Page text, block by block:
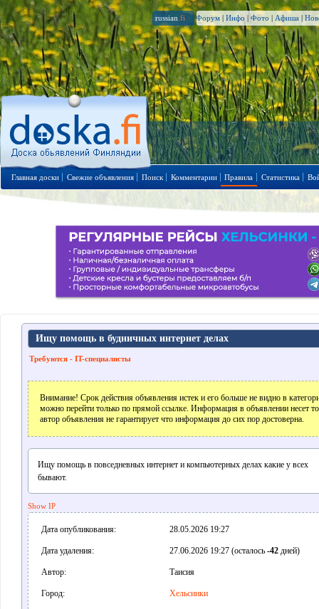
russian .fi Форум | Инфо | Фото | Афиша |
Главная доски Свежие объявления Поиск Комментарии Правила Статистика
Ищу помощь в будничных интернет делах
Требуются - IT-специалисты
Внимание! Срок действия объявления истек и его больше не видно в
можно перейти только по прямой ссылке. Информация в объявлении несет
автор объявления не гарантирует что информация до сих пор достоверна.
Ищу помощь в повседневных интернет и компьютерных делах какие у всех
бывают.
Show IP
Дата опубликования: 28.05.2026 19:27
Дата удаления: 27.06.2026 19:27 (осталось -42дней)
Автор: Таисия
Город: Хельсинки